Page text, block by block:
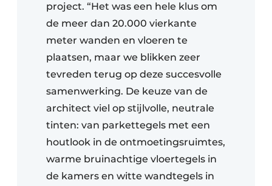
project. “Het was een hele klus om
de meer dan 20.000 vierkante
meter wanden en vloeren te
plaatsen, maar we blikken zeer
tevreden terug op deze succesvolle
samenwerking. De keuze van de
architect viel op stijlvolle, neutrale
tinten: van parkettegels met een
houtlook in de ontmoetingsruimtes,
warme bruinachtige vloertegels in
de kamers en witte wandtegels in